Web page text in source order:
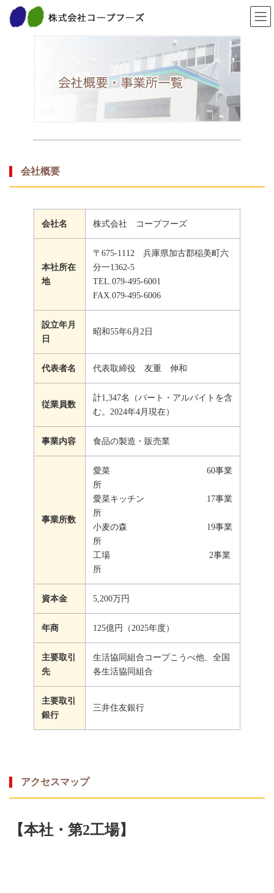
TOP
会社概要
会社名 株式会社 コープフーズ
本社所在
地
〒675-1112 兵庫県加古郡稲美町六
分一1362-5
TEL.079-495-6001
FAX.079-495-6006
設立年月
日
昭和55年6月2日
代表者名 代表取締役 友重 伸和
従業員数
計1,347名（パート・アルバイトを含
む。2024年4月現在）
事業内容 食品の製造・販売業
事業所数
愛菜 60事業
所
愛菜キッチン 17事業
所
小麦の森 19事業
所
工場 2事業
所
資本金 5,200万円
年商 125億円（2025年度）
主要取引
先
生活協同組合コープこうべ他、全国
各生活協同組合
主要取引
銀行
三井住友銀行
アクセスマップ
【本社・第2工場】